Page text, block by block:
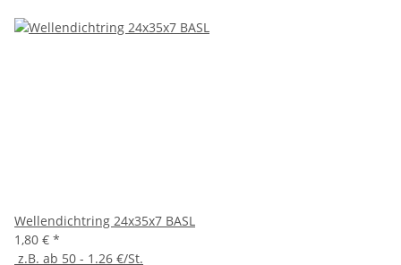
Wellendichtring 24x35x7 BASL
1,80 € *
z.B. ab 50 - 1.26 €/St.